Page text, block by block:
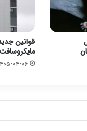
قوانین
۱۴۰۵-۰۴-